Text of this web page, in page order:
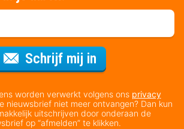
Schrijf mij in
worden verwerkt volgens ons privacy
nieuwsbrief niet meer ontvangen? Dan kun
uitschrijven door onderaan de
op “afmelden” te klikken.